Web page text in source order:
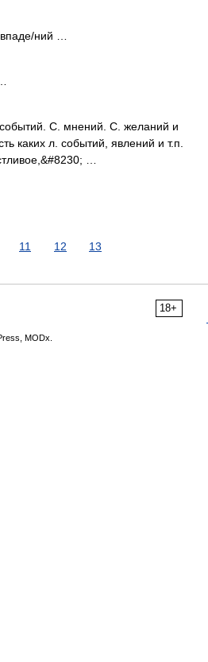
ний …
С. мнений. С. желаний и
каких л. событий, явлений и т.п.
…
11 12 13
18+
MODx.